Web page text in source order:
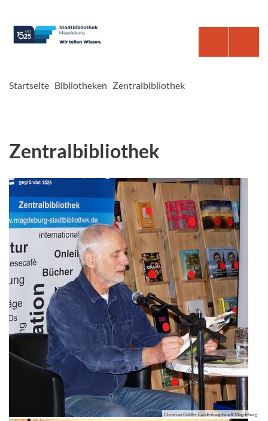
Startseite Bibliotheken Zentralbibliothek
Zentralbibliothek
Christian Döhler Landeshauptstadt Magdeburg